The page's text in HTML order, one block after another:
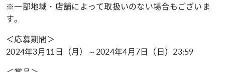
※一部地域・店舗によって取扱いのない場合もございま
す。
＜応募期間＞
2024年3月11日（月）～2024年4月7日（日）23:59